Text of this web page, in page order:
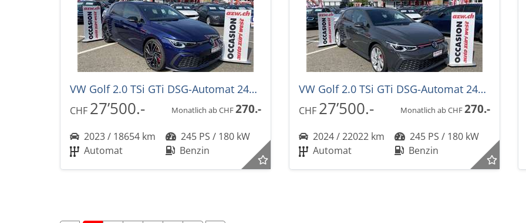
VW Golf 2.0 TSi GTi DSG-Automat 245PS
CHF 27’500.- Monatlich ab CHF270.-
2023 / 18654 km
245 PS / 180 kW
Automat
Benzin
VW Golf 2.0 TSi GTi DSG-Automat 245PS
CHF 27’500.- Monatlich ab CHF270.-
2024 / 22022 km
245 PS / 180 kW
Automat
Benzin